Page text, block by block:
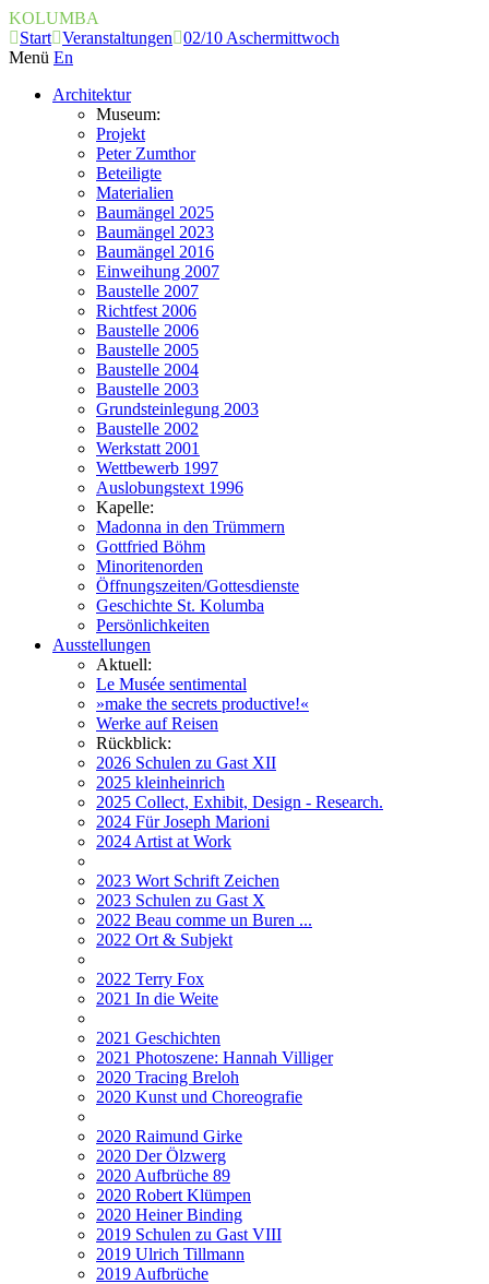
KOLUMBA
Start Veranstaltungen
02/10 Aschermittwoch
Menü En
Architektur
Museum:
Projekt
Peter Zumthor
Beteiligte
Materialien
Baumängel 2025
Baumängel 2023
Baumängel 2016
Einweihung 2007
Baustelle 2007
Richtfest 2006
Baustelle 2006
Baustelle 2005
Baustelle 2004
Baustelle 2003
Grundsteinlegung 2003
Baustelle 2002
Werkstatt 2001
Wettbewerb 1997
Auslobungstext 1996
Kapelle:
Madonna in den Trümmern
Gottfried Böhm
Minoritenorden
Öffnungszeiten/Gottesdienste
Geschichte St. Kolumba
Persönlichkeiten
Ausstellungen
Aktuell:
Le Musée sentimental
»make the secrets productive!«
Werke auf Reisen
Rückblick:
2026 Schulen zu Gast XII
2025 kleinheinrich
2025 Collect, Exhibit, Design - Research.
2024 Für Joseph Marioni
2024 Artist at Work
2023 Wort Schrift Zeichen
2023 Schulen zu Gast X
2022 Beau comme un Buren ...
2022 Ort & Subjekt
2022 Terry Fox
2021 In die Weite
2021 Geschichten
2021 Photoszene: Hannah Villiger
2020 Tracing Breloh
2020 Kunst und Choreografie
2020 Raimund Girke
2020 Der Ölzwerg
2020 Aufbrüche 89
2020 Robert Klümpen
2020 Heiner Binding
2019 Schulen zu Gast VIII
2019 Ulrich Tillmann
2019 Aufbrüche